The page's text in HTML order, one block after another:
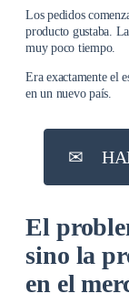
Los pedidos
producto gustaba.
muy poco tiempo.
Era exactamente el
en un nuevo país.
✉︎
El
sino la
en el